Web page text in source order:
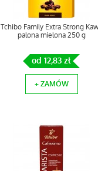
Tchibo Family Extra Strong
palona mielona 250 g
od 12,83 zł
+ ZAMÓW